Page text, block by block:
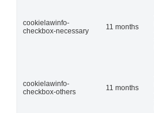
cookielawinfo-
checkbox-necessary
11 months
cookielawinfo-
checkbox-others
11 months